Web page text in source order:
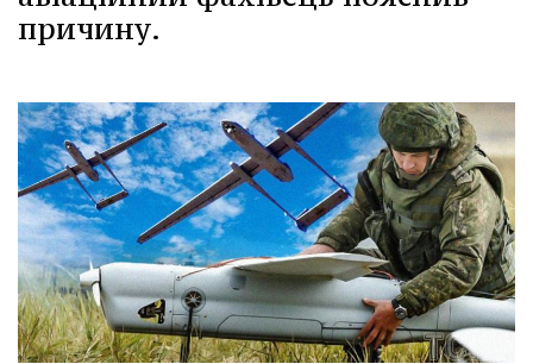
причину.